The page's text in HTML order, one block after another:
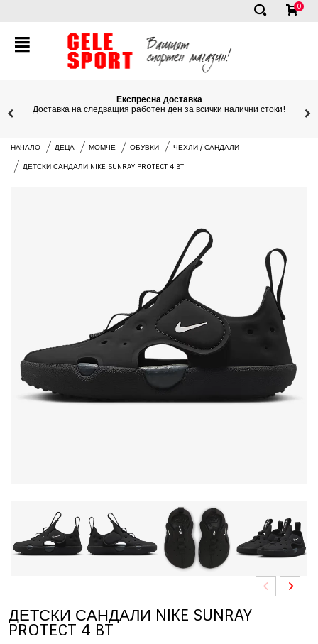
✕
0
Експресна доставка
Доставка на следващия работен ден за всички налични стоки!
НАЧАЛО ДЕЦА МОМЧЕ ОБУВКИ ЧЕХЛИ / САНДАЛИ
ДЕТСКИ САНДАЛИ NIKE SUNRAY PROTECT 4 BT
ДЕТСКИ САНДАЛИ NIKE SUNRAY
PROTECT 4 BT